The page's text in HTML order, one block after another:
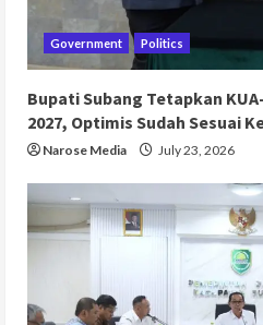
Government Politics
Bupati Subang Tetapkan
2027, Optimis Sudah Sesuai
Narose Media July 23, 2026